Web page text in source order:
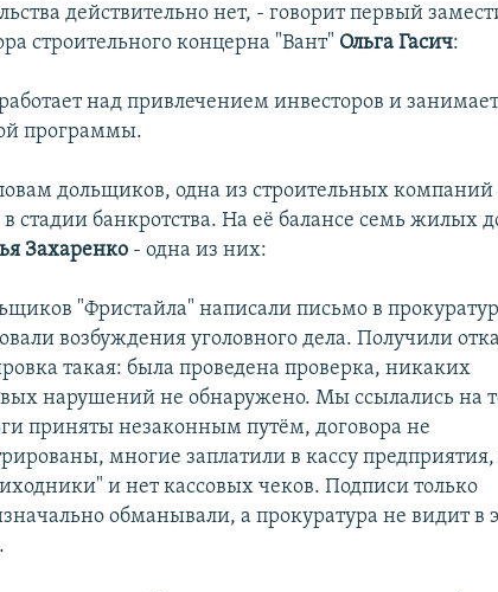
действительно нет, - говорит первый
строительного концерна "Вант" Ольга Гасич:
над привлечением инвесторов и
программы.
дольщиков, одна из строительных
стадии банкротства. На её балансе семь жилых
Захаренко - одна из них:
"Фристайла" написали письмо в
возбуждения уголовного дела. Получили
такая: была проведена проверка, никаких
нарушений не обнаружено. Мы ссылались на
приняты незаконным путём, договора не
многие заплатили в кассу предприятия,
и нет кассовых чеков. Подписи только
обманывали, а прокуратура не видит в